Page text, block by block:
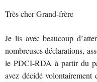
Très cher Grand-frère
Je lis avec beaucoup
nombreuses déclarations,
le PDCI-RDA à partir du
avez décidé volontairement